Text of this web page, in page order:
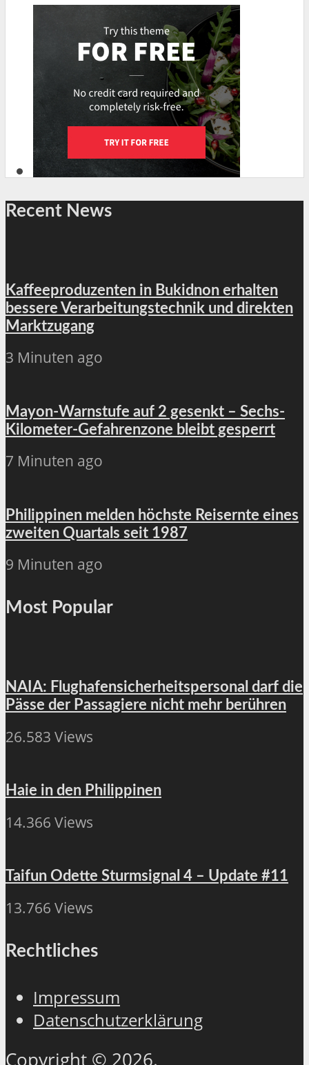
Recent News
Kaffeeproduzenten in Bukidnon erhalten
bessere Verarbeitungstechnik und direkten
Marktzugang
3 Minuten ago
Mayon-Warnstufe auf 2 gesenkt – Sechs-
Kilometer-Gefahrenzone bleibt gesperrt
7 Minuten ago
Philippinen melden höchste Reisernte eines
zweiten Quartals seit 1987
9 Minuten ago
Most Popular
NAIA: Flughafensicherheitspersonal darf die
Pässe der Passagiere nicht mehr berühren
26.583 Views
Haie in den Philippinen
14.366 Views
Taifun Odette Sturmsignal 4 – Update #11
13.766 Views
Rechtliches
Impressum
Datenschutzerklärung
Copyright © 2026.